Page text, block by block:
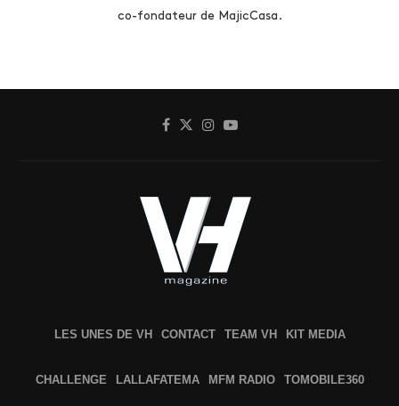
co-fondateur de MajicCasa.
LES UNES DE VH CONTACT TEAM VH KIT MEDIA
CHALLENGE LALLAFATEMA MFM RADIO TOMOBILE360